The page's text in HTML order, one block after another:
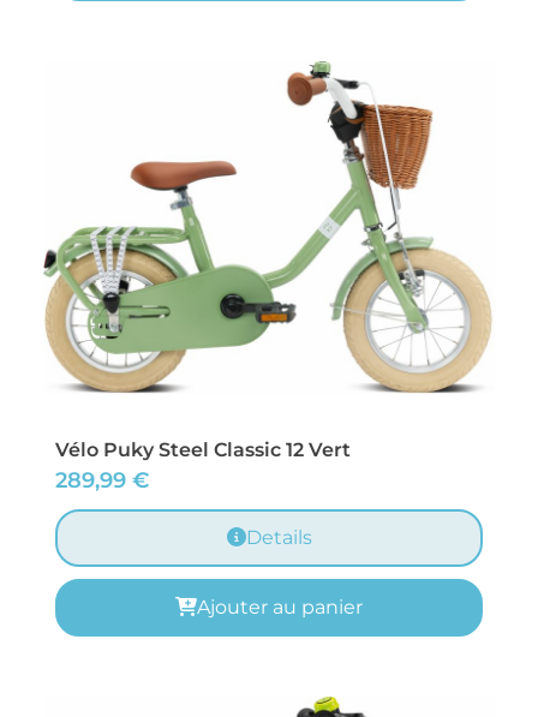
Vélo Puky Steel Classic 12 Vert
289,99 €
Details
Ajouter au panier